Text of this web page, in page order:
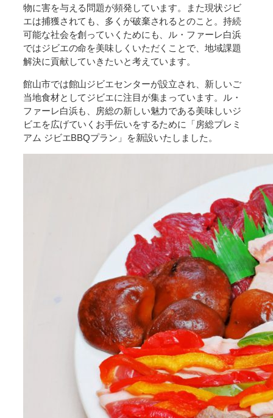
物に害を与える問題が頻発しています。また現状ジビ
エは捕獲されても、多くが破棄されるとのこと。持続
可能な社会を創っていくためにも、ル・ファーレ白浜
ではジビエの命を美味しくいただくことで、地域課題
解決に貢献していきたいと考えています。
館山市では館山ジビエセンターが設立され、新しいご
当地食材としてジビエに注目が集まっています。ル・
ファーレ白浜も、房総の新しい魅力である美味しいジ
ビエを広げていくお手伝いをするために「房総プレミ
アム ジビエBBQプラン」を新設いたしました。